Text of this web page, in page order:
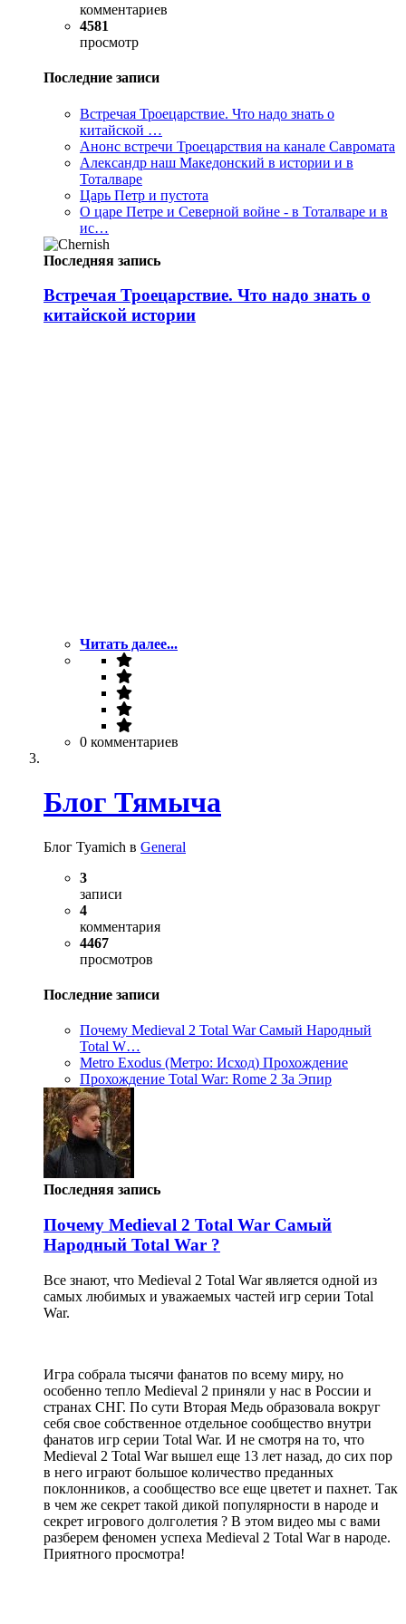
комментариев
4581
просмотр
Последние записи
Встречая Троецарствие. Что надо знать о
китайской …
Анонс встречи Троецарствия на канале Савромата
Александр наш Македонский в истории и в
Тоталваре
Царь Петр и пустота
О царе Петре и Северной войне - в Тоталваре и в
ис…
Последняя запись
Встречая Троецарствие. Что надо знать о
китайской истории
Читать далее...
0 комментариев
Блог Тямыча
Блог Tyamich в General
3
записи
4
комментария
4467
просмотров
Последние записи
Почему Medieval 2 Total War Самый Народный
Total W…
Metro Exodus (Метро: Исход) Прохождение
Прохождение Total War: Rome 2 За Эпир
Последняя запись
Почему Medieval 2 Total War Самый
Народный Total War ?
Все знают, что Medieval 2 Total War является одной из
самых любимых и уважаемых частей игр серии Total
War.
Игра собрала тысячи фанатов по всему миру, но
особенно тепло Medieval 2 приняли у нас в России и
странах СНГ. По сути Вторая Медь образовала вокруг
себя свое собственное отдельное сообщество внутри
фанатов игр серии Total War. И не смотря на то, что
Medieval 2 Total War вышел еще 13 лет назад, до сих пор
в него играют большое количество преданных
поклонников, а сообщество все еще цветет и пахнет. Так
в чем же секрет такой дикой популярности в народе и
секрет игрового долголетия ? В этом видео мы с вами
разберем феномен успеха Medieval 2 Total War в народе.
Приятного просмотра!